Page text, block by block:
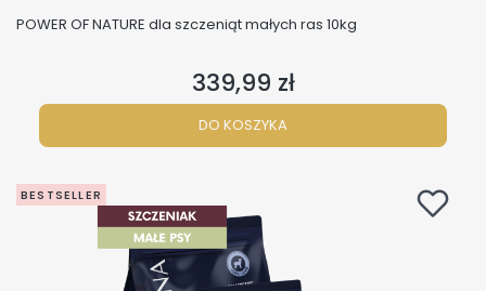
POWER OF NATURE dla szczeniąt małych ras 10kg
Cena
339,99 zł
DO KOSZYKA
BESTSELLER